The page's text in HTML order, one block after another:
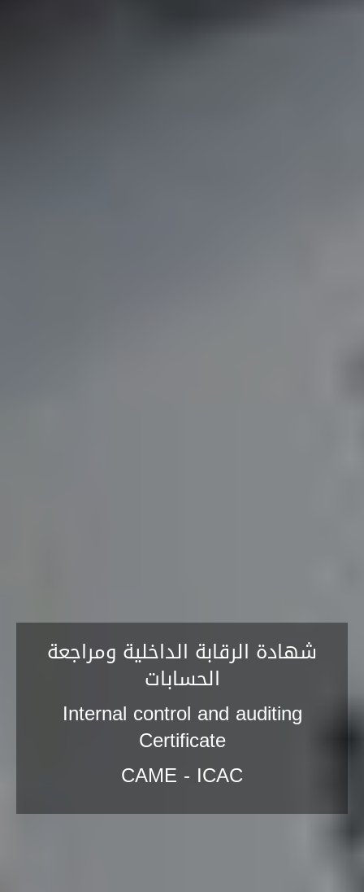
شهادة الرقابة الداخلية ومراجعة
الحسابات
Internal control and auditing
Certificate
CAME - ICAC